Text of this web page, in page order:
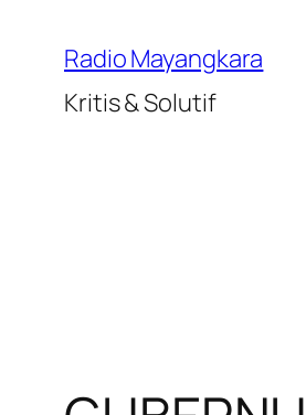
konten
Radio Mayangkara
Kritis & Solutif